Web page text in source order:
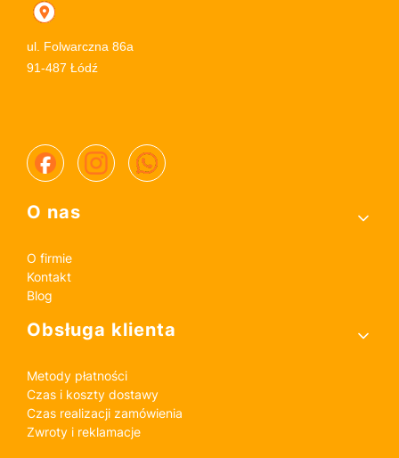
ul. Folwarczna 86a
91-487 Łódź
Linki w stopce
O nas
O firmie
Kontakt
Blog
Obsługa klienta
Metody płatności
Czas i koszty dostawy
Czas realizacji zamówienia
Zwroty i reklamacje